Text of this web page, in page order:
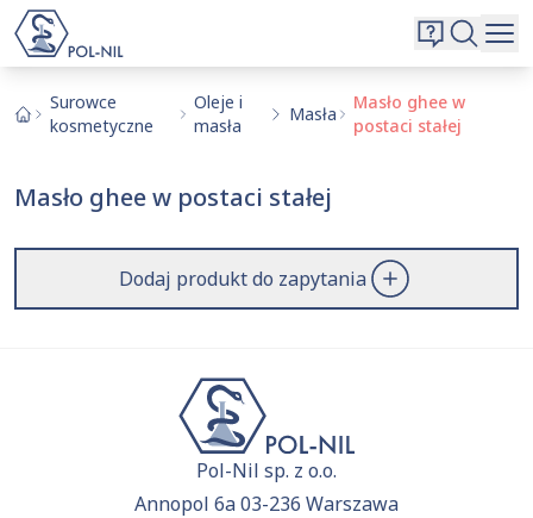
O nas
Kontakt
Surowce
kosmetyczne
Oleje i
masła
Masła
Masło ghee w
postaci stałej
Masło ghee w postaci stałej
Dodaj produkt do zapytania
Pol-Nil sp. z o.o.
Annopol 6a 03-236 Warszawa
Wybrane surowce i substancje
Aktualnie niczego nie dodałeś do zapytania.
Wyszukiwarka
Szukaj